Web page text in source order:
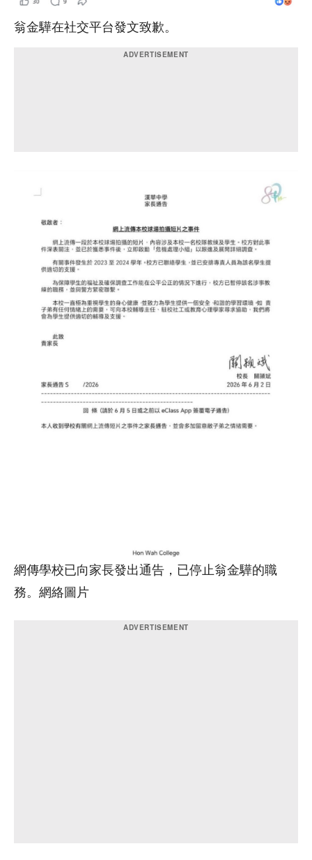
翁金驊在社交平台發文致歉。
網傳學校已向家長發出通告，已停止翁金驊的職
務。網絡圖片